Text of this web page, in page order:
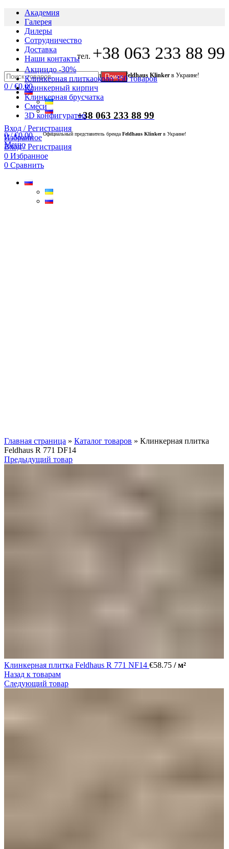
Академия
Галерея
Дилеры
Сотрудничество
Доставка
Наши контакты
Официальный представитель брендаFeldhaus Klinker в Украине!
Вход / Регистрация
Избранное
Вход / Регистрация
0 Избранное
0 Сравнить
тел. +38 063 233 88 99
Поиск
0 / €0.00
+38 063 233 88 99
0/ €0.00
Меню
Акциидо -30%
Клинкерная плиткаоколо 350 товаров
Клинкерный кирпич
Клинкерная брусчатка
Смеси
3D конфигуратор
Официальный представитель бренда Feldhaus Klinkerв Украине!
Главная страница » Каталог товаров » Клинкерная плитка
Feldhaus R 771 DF14
Предыдущий товар
Клинкерная плитка Feldhaus R 771 NF14 €58.75 / м²
Назад к товарам
Следующий товар